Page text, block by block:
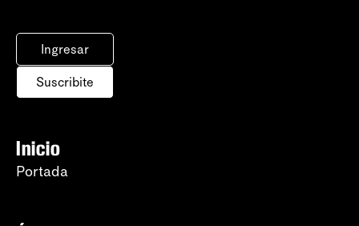
Ingresar
Suscribite
Inicio
Portada